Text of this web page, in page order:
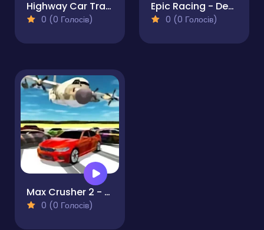
Highway Car Traffic Racer
0 (0 Голосів)
Epic Racing - Descent on Cars
0 (0 Голосів)
Max Crusher 2 - Destruction Drift and Racing!
0 (0 Голосів)